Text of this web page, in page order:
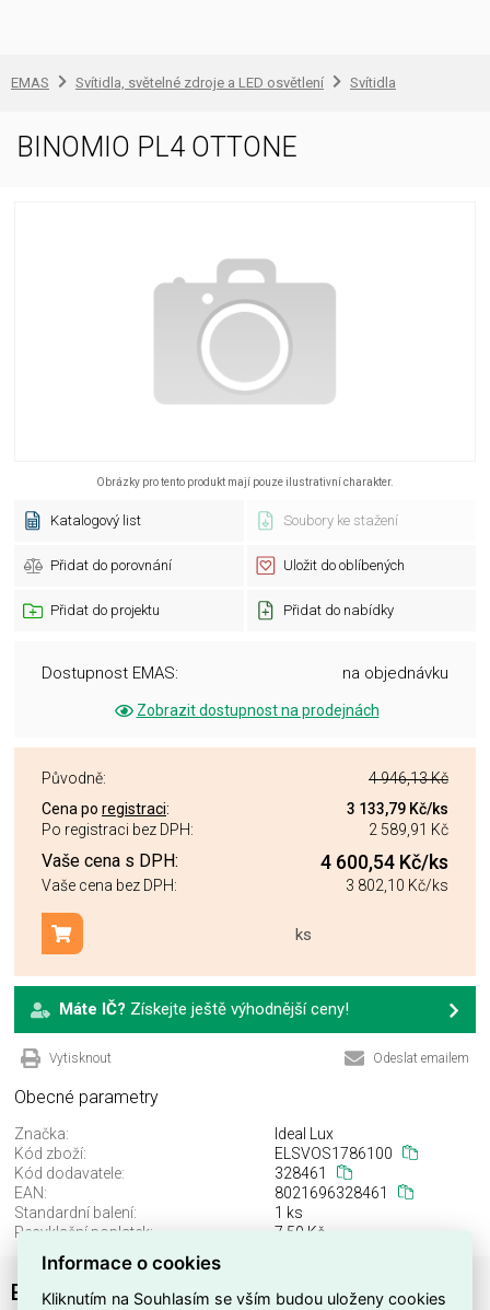
EMAS Svítidla, světelné zdroje a LED osvětlení Svítidla
BINOMIO PL4 OTTONE
Obrázky pro tento produkt mají pouze ilustrativní charakter.
Katalogový list Soubory ke stažení
Přidat do porovnání Uložit do oblíbených
Přidat do projektu Přidat do nabídky
Dostupnost EMAS: na objednávku
Zobrazit dostupnost na prodejnách
Původně:
4 946,13 Kč
Cena po registraci: 3 133,79 Kč/ks
Po registraci bez DPH:
2 589,91 Kč
Vaše cena s DPH: 4 600,54 Kč/ks
Vaše cena bez DPH: 3 802,10 Kč/ks
ks
Přidat do košíku
Máte IČ? Získejte ještě výhodnější ceny!
Vytisknout Odeslat emailem
Obecné parametry
Značka:
Ideal Lux
Kód zboží:
ELSVOS1786100
Kód dodavatele:
328461
EAN:
8021696328461
Standardní balení:
1 ks
Recyklační poplatek:
7,50 Kč
BINOMIO PL4 OTTONE
Informace o cookies
Kliknutím na Souhlasím se vším budou uloženy cookies